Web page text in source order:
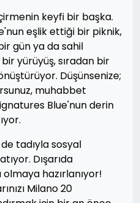
keyfi bir başka.
eşlik ettiği bir piknik,
gün ya da sahil
yürüyüş, sıradan bir
Düşünsenize;
muhabbet
Blue'nun derin
de tadıyla sosyal
Dışarıda
olmaya hazırlanıyor!
Milano 20